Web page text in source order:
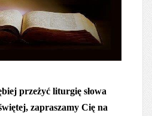
przeżyć liturgię słowa
zapraszamy Cię na